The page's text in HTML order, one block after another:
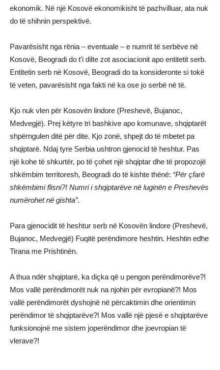
ekonomik. Në një Kosovë ekonomikisht të pazhvilluar, ata nuk
do të shihnin perspektivë.
Pavarësisht nga rënia – eventuale – e numrit të serbëve në
Kosovë, Beogradi do t’i dilte zot asociacionit apo entitetit serb.
Entitetin serb në Kosovë, Beogradi do ta konsideronte si tokë
të veten, pavarësisht nga fakti në ka ose jo serbë në të.
Kjo nuk vlen për Kosovën lindore (Preshevë, Bujanoc,
Medvegjë). Prej këtyre tri bashkive apo komunave, shqiptarët
shpërngulen ditë për dite. Kjo zonë, shpejt do të mbetet pa
shqiptarë. Ndaj tyre Serbia ushtron gjenocid të heshtur. Pas
një kohe të shkurtër, po të çohet një shqiptar dhe të propozojë
shkëmbim territoresh, Beogradi do të kishte thënë: “Për çfarë
shkëmbimi flisni?! Numri i shqiptarëve në luginën e Preshevës
numërohet në gishta”.
Para gjenocidit të heshtur serb në Kosovën lindore (Preshevë,
Bujanoc, Medvegjë) Fuqitë perëndimore heshtin. Heshtin edhe
Tirana me Prishtinën.
A thua ndër shqiptarë, ka diçka që u pengon perëndimorëve?!
Mos vallë perëndimorët nuk na njohin për evropianë?! Mos
vallë perëndimorët dyshojnë në përcaktimin dhe orientimin
perëndimor të shqiptarëve?! Mos vallë një pjesë e shqiptarëve
funksionojnë me sistem joperëndimor dhe joevropian të
vlerave?!